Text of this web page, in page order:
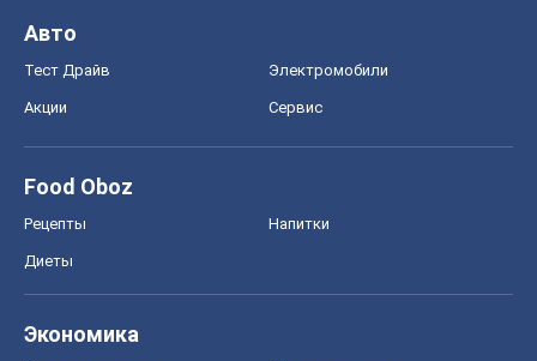
Авто
Тест Драйв Электромобили
Акции Сервис
Food Oboz
Рецепты Напитки
Диеты
Экономика